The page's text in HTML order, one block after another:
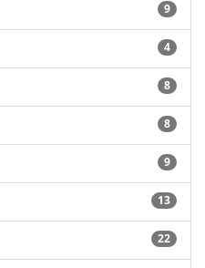
9
4
8
8
9
13
22